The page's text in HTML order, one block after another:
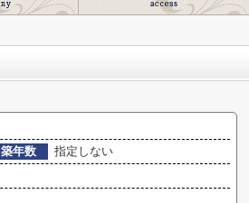
築年数
指定しない